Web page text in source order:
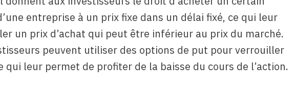
entreprise à un prix fixe dans un délai fixé, ce qui leur
un prix d’achat qui peut être inférieur au prix du marché.
peuvent utiliser des options de put pour verrouiller
qui leur permet de profiter de la baisse du cours de l’action.